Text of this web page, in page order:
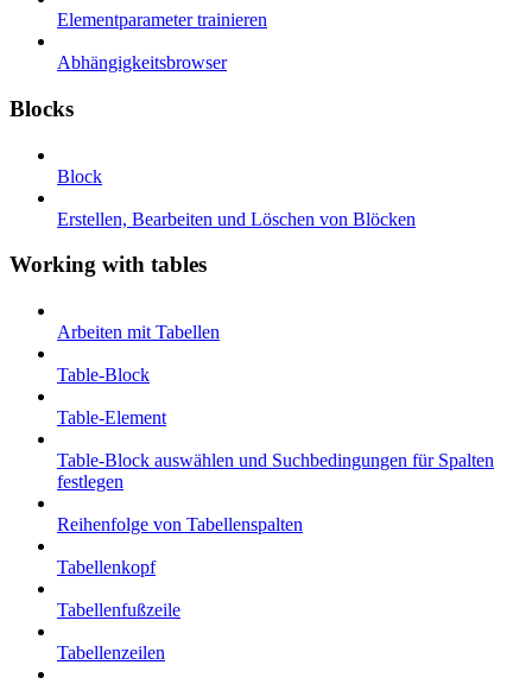
Elementparameter trainieren
Abhängigkeitsbrowser
Blocks
Block
Erstellen, Bearbeiten und Löschen von Blöcken
Working with tables
Arbeiten mit Tabellen
Table-Block
Table-Element
Table-Block auswählen und Suchbedingungen für Spalten
festlegen
Reihenfolge von Tabellenspalten
Tabellenkopf
Tabellenfußzeile
Tabellenzeilen